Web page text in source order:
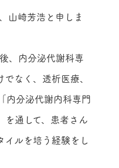
山崎芳浩と申しま
、内分泌代謝科専
なく、透析医療、
内分泌代謝内科専門
を通して、患者さん
イルを培う経験をし